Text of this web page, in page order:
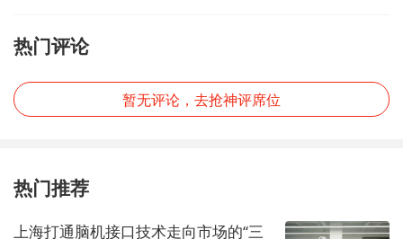
热门评论
暂无评论，去抢神评席位
热门推荐
上海打通脑机接口技术走向市场的“三